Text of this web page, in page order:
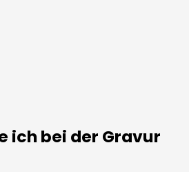
ich bei der Gravur